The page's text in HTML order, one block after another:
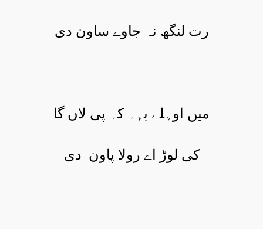
رت لنگھ نہ جاوے ساون دی
میں اوہلے بہہ کہ پی لاں گا
کی لوڑ اے رولا پاون دی